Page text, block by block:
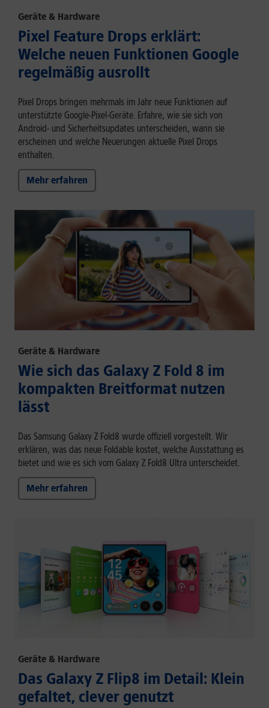
Geräte & Hardware
Pixel Feature Drops erklärt:
Welche neuen Funktionen Google
regelmäßig ausrollt
Pixel Drops bringen mehrmals im Jahr neue Funktionen auf
unterstützte Google-Pixel-Geräte. Erfahre, wie sie sich von
Android- und Sicherheitsupdates unterscheiden, wann sie
erscheinen und welche Neuerungen aktuelle Pixel Drops
enthalten.
Mehr erfahren
Geräte & Hardware
Wie sich das Galaxy Z Fold 8 im
kompakten Breitformat nutzen
lässt
Das Samsung Galaxy Z Fold8 wurde offiziell vorgestellt. Wir
erklären, was das neue Foldable kostet, welche Ausstattung es
bietet und wie es sich vom Galaxy Z Fold8 Ultra unterscheidet.
Mehr erfahren
Geräte & Hardware
Das Galaxy Z Flip8 im Detail: Klein
gefaltet, clever genutzt